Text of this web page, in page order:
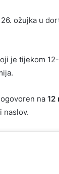
ožujka u
je tijekom
na 12
naslov.